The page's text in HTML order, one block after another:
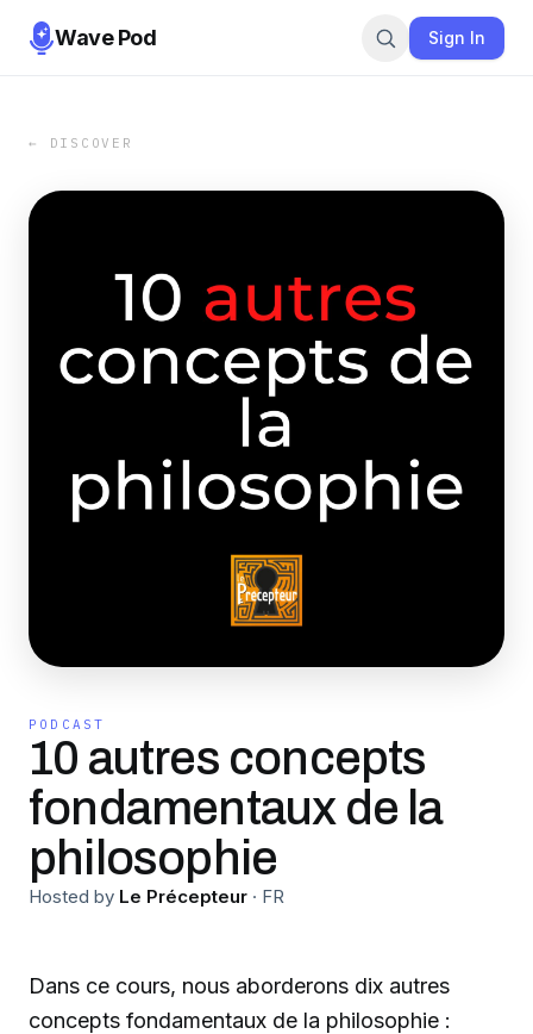
Wave Pod Sign In
← DISCOVER
PODCAST
10 autres concepts
fondamentaux de la
philosophie
Hosted by Le Précepteur · FR
Dans ce cours, nous aborderons dix autres
concepts fondamentaux de la philosophie :